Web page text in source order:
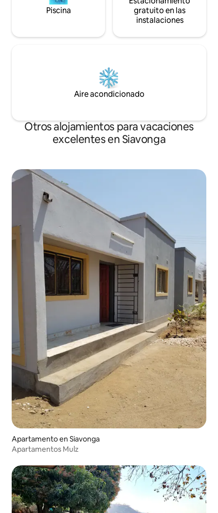
Piscina
gratuito en las
instalaciones
Aire acondicionado
Otros alojamientos para vacaciones
excelentes en Siavonga
Apartamento en Siavonga
Apartamentos Mulz